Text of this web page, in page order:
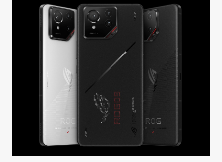
VAIHDA TEEMA